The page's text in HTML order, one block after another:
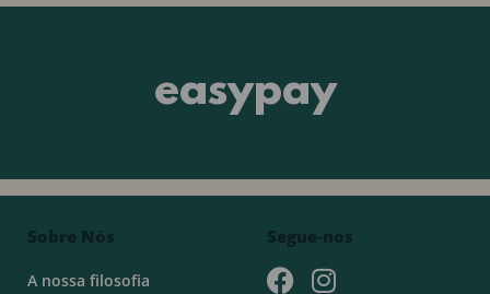
easypay
Sobre Nós
A nossa filosofia
Segue-nos